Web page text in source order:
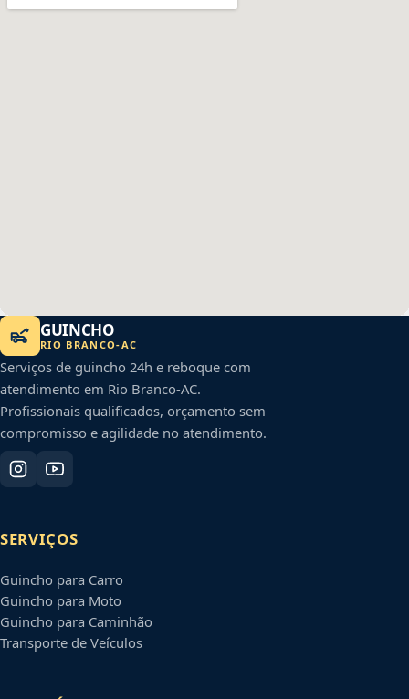
GUINCHO
RIO BRANCO-AC
Serviços de guincho 24h e reboque com
atendimento em Rio Branco-AC.
Profissionais qualificados, orçamento sem
compromisso e agilidade no atendimento.
SERVIÇOS
Guincho para Carro
Guincho para Moto
Guincho para Caminhão
Transporte de Veículos